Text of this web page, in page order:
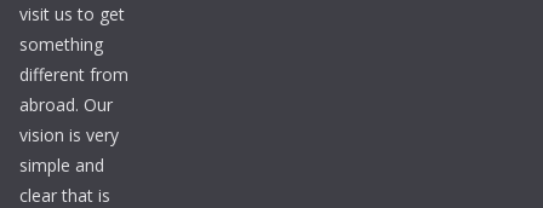
visit us to get
something
different from
abroad. Our
vision is very
simple and
clear that is